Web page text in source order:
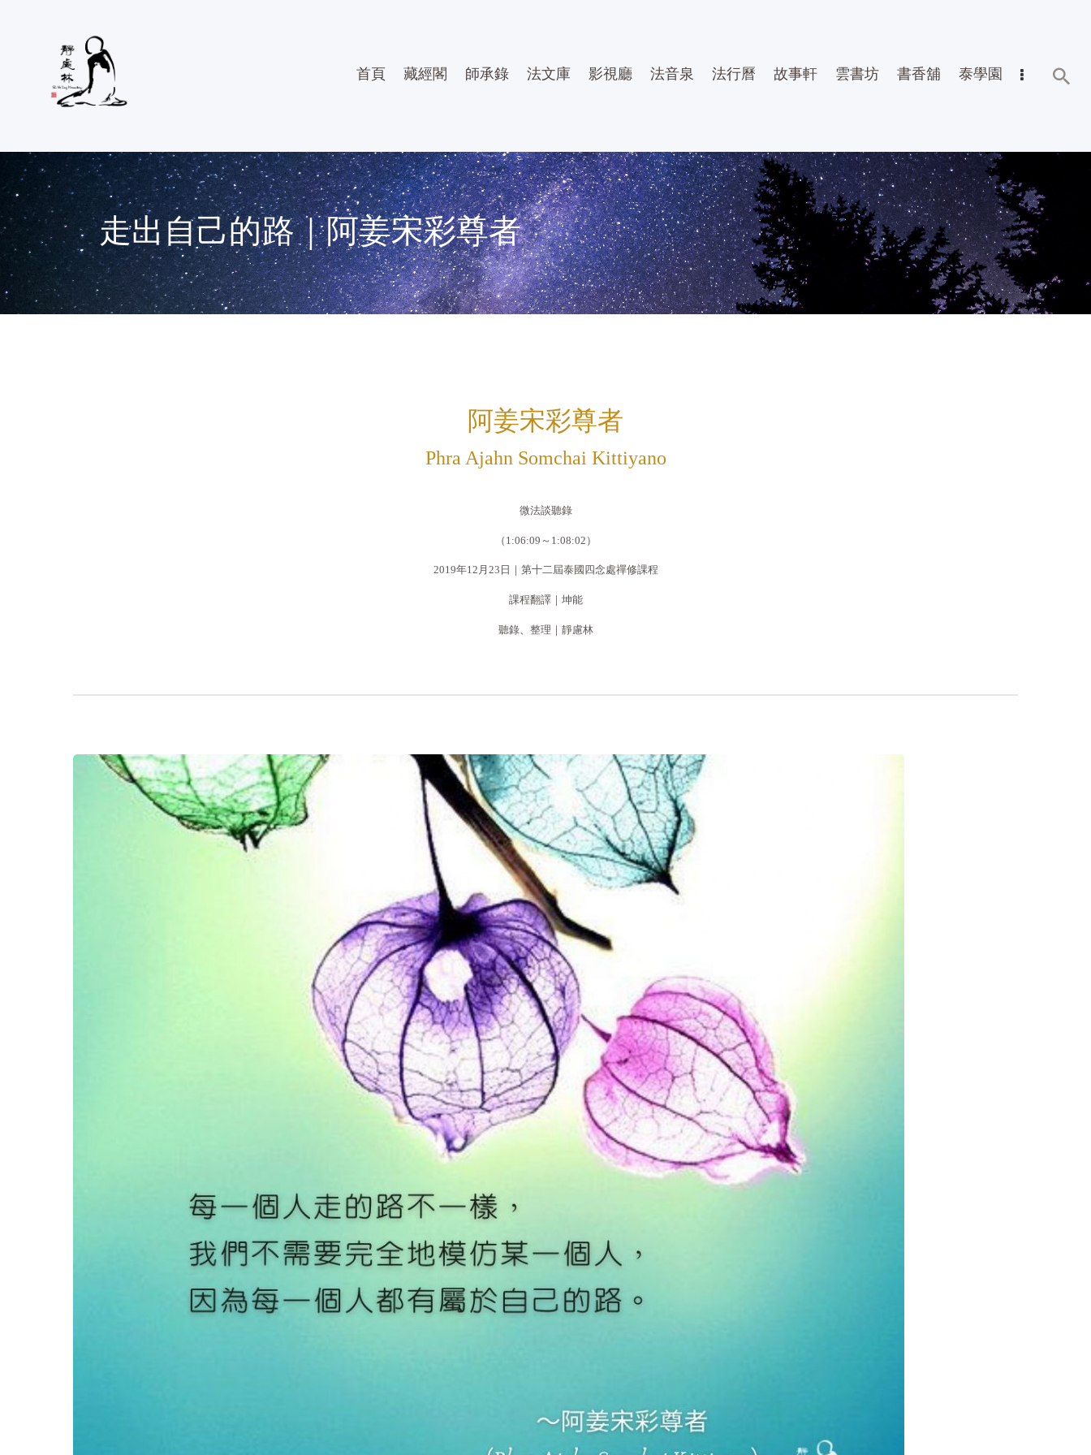
首頁 藏經閣 師承錄 法文庫 影視廳 法音泉 法行曆 故事軒 雲書坊 書香舖 泰學園
走出自己的路｜阿姜宋彩尊者
阿姜宋彩尊者
Phra Ajahn Somchai Kittiyano
微法談聽錄
（1:06:09～1:08:02）
2019年12月23日｜第十二屆泰國四念處禪修課程
課程翻譯｜坤能
聽錄、整理｜靜慮林